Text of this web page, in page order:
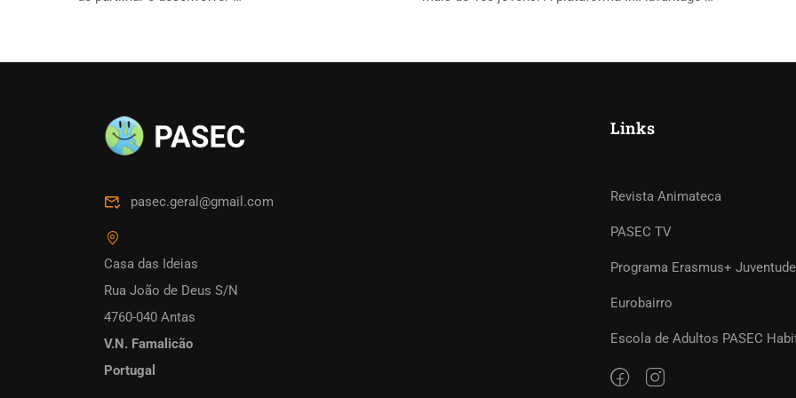
pasec.geral@gmail.com
Casa das Ideias
Rua João de Deus S/N
4760-040 Antas
V.N. Famalicão
Portugal
Links
Revista Animateca
PASEC TV
Programa Erasmus+
Eurobairro
Escola de Adultos PASEC